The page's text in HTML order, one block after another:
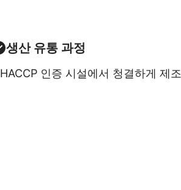
생산 유통 과정
HACCP 인증 시설에서 청결하게 제조